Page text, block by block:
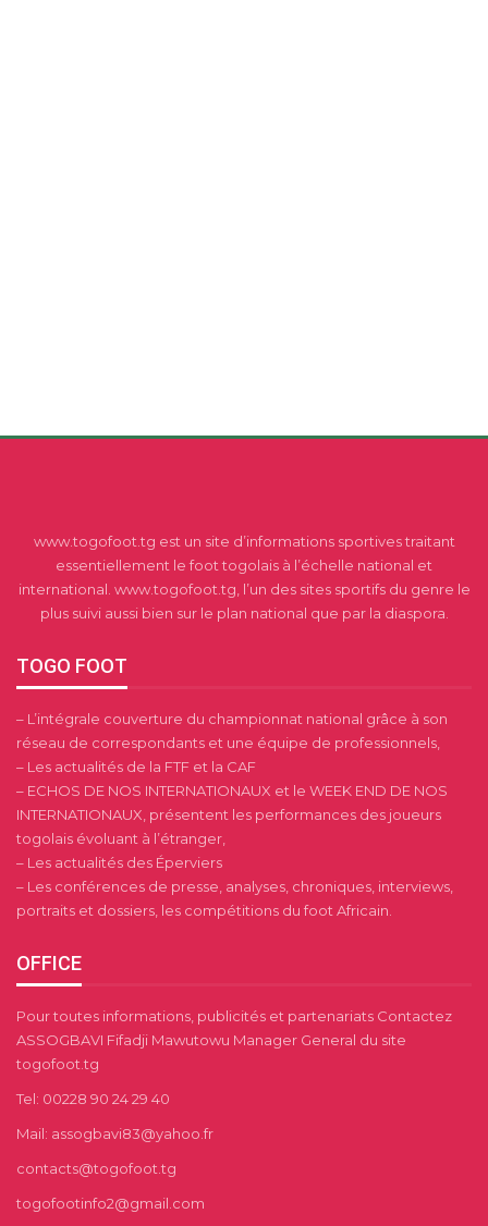
www.togofoot.tg est un site d’informations sportives traitant
essentiellement le foot togolais à l’échelle national et
international. www.togofoot.tg, l’un des sites sportifs du genre le
plus suivi aussi bien sur le plan national que par la diaspora.
TOGO FOOT
– L’intégrale couverture du championnat national grâce à son
réseau de correspondants et une équipe de professionnels,
– Les actualités de la FTF et la CAF
– ECHOS DE NOS INTERNATIONAUX et le WEEK END DE NOS
INTERNATIONAUX, présentent les performances des joueurs
togolais évoluant à l’étranger,
– Les actualités des Éperviers
– Les conférences de presse, analyses, chroniques, interviews,
portraits et dossiers, les compétitions du foot Africain.
OFFICE
Pour toutes informations, publicités et partenariats Contactez
ASSOGBAVI Fifadji Mawutowu Manager General du site
togofoot.tg
Tel: 00228 90 24 29 40
Mail: assogbavi83@yahoo.fr
contacts@togofoot.tg
togofootinfo2@gmail.com